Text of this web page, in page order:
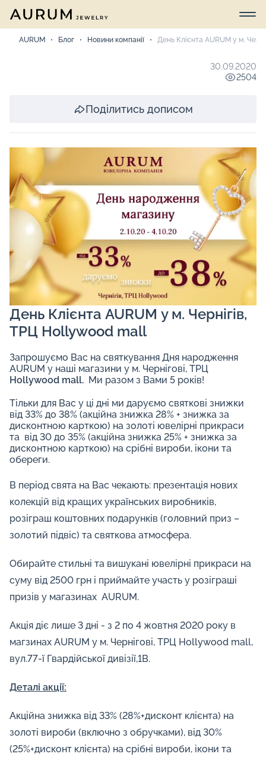
AURUM Блог Новини компанії День Клієнта AURUM у м.
День Клієнта AURUM у м. Чернігів,
ТРЦ Hollywood mall
Запрошуємо Вас на святкування Дня народження
AURUM у наші магазини у м. Чернігові, ТРЦ
Hollywood mall. Ми разом з Вами 5 років!
Тільки для Вас у ці дні ми даруємо святкові знижки
від 33% до 38% (акційна знижка 28% + знижка за
дисконтною карткою) на золоті ювелірні прикраси
та вiд 30 до 35% (акційна знижка 25% + знижка за
дисконтною карткою) на срiбнi вироби, ікони та
обереги.
В період свята на Вас чекають: презентація нових
колекцій від кращих українських виробників,
розіграш коштовних подарунків (головний приз –
золотий підвіс) та святкова атмосфера.
Обирайте стильні та вишукані ювелірні прикраси на
суму від 2500 грн і приймайте участь у розіграші
призів у магазинах AURUM.
Акція діє лише 3 дні - з 2 по 4 жовтня 2020 року в
магзинах AURUM у м. Чернігові, ТРЦ Hollywood mall,
вул.77-ї Гвардійської дивізії,1В.
Деталі акції:
Акційна знижка від 33% (28%+дисконт клієнта) на
золоті вироби (включно з обручками), від 30%
(25%+дисконт клієнта) на срібні вироби, ікони та
30.09.2020
2504
Поділитись дописом